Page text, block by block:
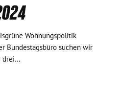
Wohnungspolitik
Bundestagsbüro suchen wir
drei…